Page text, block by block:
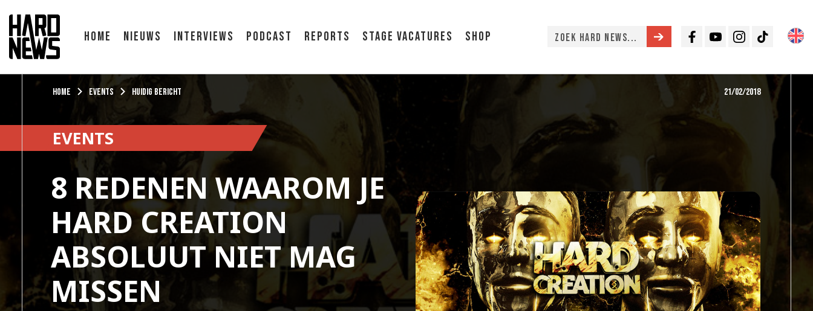
Home Nieuws Interviews Podcast Reports Stage vacatures Shop
Facebook
YoutubeInstagramTikTok
Home Events Huidig bericht 21/02/2018
EVENTS
8 REDENEN WAAROM JE
HARD CREATION
ABSOLUUT NIET MAG
MISSEN